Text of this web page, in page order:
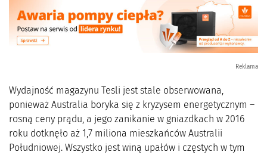
Reklama
Wydajność magazynu Tesli jest stale obserwowana,
ponieważ Australia boryka się z kryzysem energetycznym –
rosną ceny prądu, a jego zanikanie w gniazdkach w 2016
roku dotknęło aż 1,7 miliona mieszkańców Australii
Południowej. Wszystko jest winą upałów i częstych w tym